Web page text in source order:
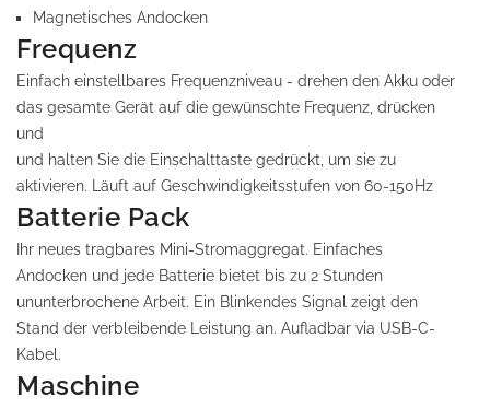
Magnetisches Andocken
Frequenz
Einfach einstellbares Frequenzniveau - drehen den Akku oder
das gesamte Gerät auf die gewünschte Frequenz, drücken
und
und halten Sie die Einschalttaste gedrückt, um sie zu
aktivieren. Läuft auf Geschwindigkeitsstufen von 60-150Hz
Batterie Pack
Ihr neues tragbares Mini-Stromaggregat. Einfaches
Andocken und jede Batterie bietet bis zu 2 Stunden
ununterbrochene Arbeit. Ein Blinkendes Signal zeigt den
Stand der verbleibende Leistung an. Aufladbar via USB-C-
Kabel.
Maschine